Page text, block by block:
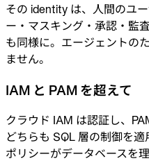
その identity は、人間のユ
ー・マスキング・承認・監
も同様に。エージェントの
ません。
IAM と PAM を超えて
クラウド IAM は認証し、
どちらも SQL 層の制御を適
ポリシーがデータベースを